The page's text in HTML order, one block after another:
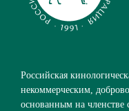
Российская
некоммерческим,
основанным на